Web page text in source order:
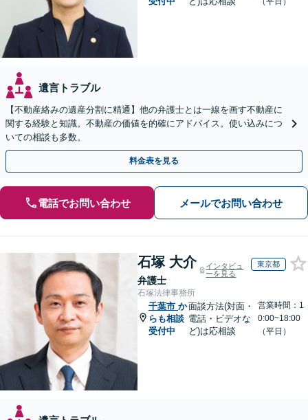
遺言トラブル
【不動産絡みの遺産分割に精通】他の弁護士とは一線を画す不動産に
関する経験と知識。不動産の価値を的確にアドバイス。使い込みにつ
いての相談も多数。
料金表を見る
電話でお問い合わせ メールでお問い合わせ
石塚 大介
弁護士
インタビュ
ーを見る
東京都
石塚法律事務所
千葉市 か
らも相談
受付中
面談方法(対面・
電話・ビデオな
ど)は応相談
営業時間：1
0:00~18:00
（平日）